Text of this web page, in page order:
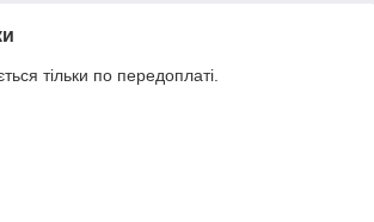
тільки по передоплаті.